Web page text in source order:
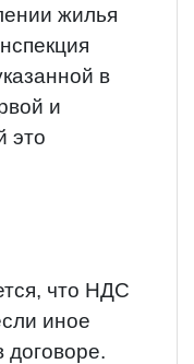
жилья
в
и
это
что НДС
иное
договоре.